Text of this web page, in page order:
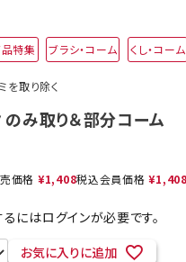
キャリーバッ
服・ウェア
おもちゃ
首輪・ハーネ
デンタルおもちゃ
特集 ブラシ・コーム くし・コーム
を取り除く
み取り＆部分コーム
価格 ¥1,408税込会員価格 ¥1,408
にはログインが必要です。
お気に入りに追加